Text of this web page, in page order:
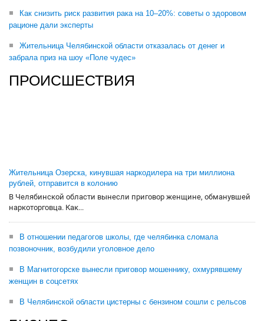
Как снизить риск развития рака на 10–20%: советы о здоровом
рационе дали эксперты
Жительница Челябинской области отказалась от денег и
забрала приз на шоу «Поле чудес»
ПРОИСШЕСТВИЯ
Жительница Озерска, кинувшая наркодилера на три миллиона
рублей, отправится в колонию
В Челябинской области вынесли приговор женщине, обманувшей
наркоторговца. Как...
В отношении педагогов школы, где челябинка сломала
позвоночник, возбудили уголовное дело
В Магнитогорске вынесли приговор мошеннику, охмурявшему
женщин в соцсетях
В Челябинской области цистерны с бензином сошли с рельсов